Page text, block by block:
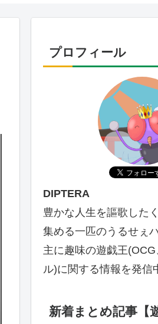
プロフィール
DIPTERA
豊かな人生を謳歌した
集める一匹のうるせぇハ
主に趣味の遊戯王
ル)に関する情報を発信
新着まとめ記事【